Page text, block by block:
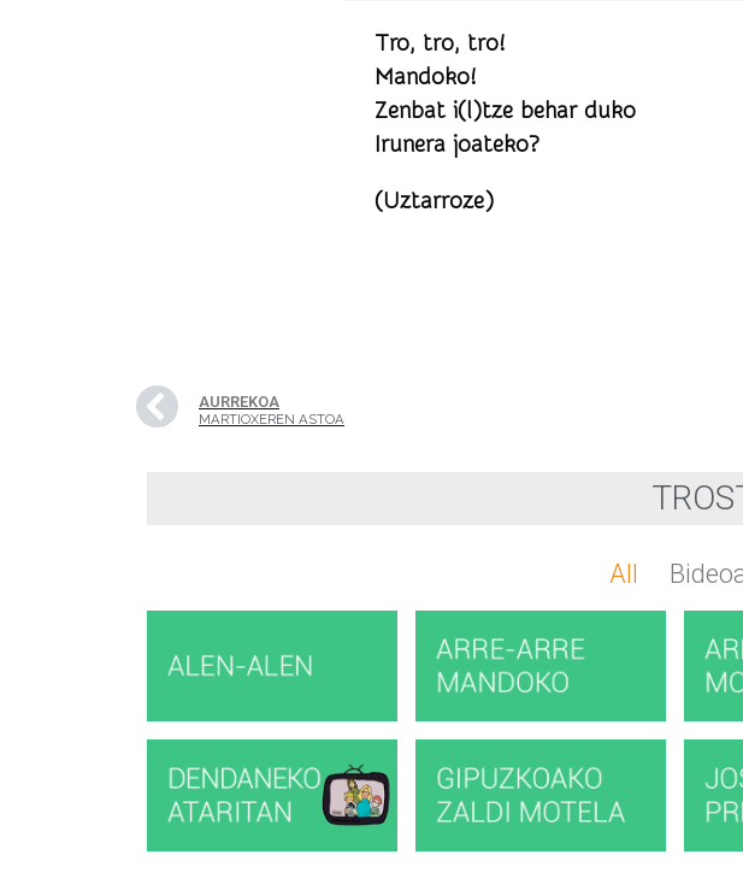
Tro, tro, tro!
Mandoko!
Zenbat i(l)tze behar duko
Irunera joateko?
(Uztarroze)
AURREKOA
MARTIOXEREN ASTOA
All